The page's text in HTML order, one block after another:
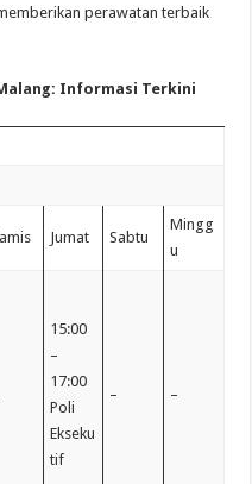
perawatan terbaik
Informasi Terkini
Jumat Sabtu
Mingg
u
15:00
–
17:00
Poli
Ekseku
tif
– –